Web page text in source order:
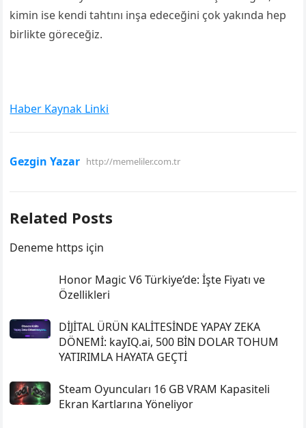
kimin ise kendi tahtını inşa edeceğini çok yakında hep
birlikte göreceğiz.
Haber Kaynak Linki
Gezgin Yazar http://memeliler.com.tr
Related Posts
Deneme https için
Honor Magic V6 Türkiye’de: İşte Fiyatı ve
Özellikleri
DİJİTAL ÜRÜN KALİTESİNDE YAPAY ZEKA
DÖNEMİ: kayIQ.ai, 500 BİN DOLAR TOHUM
YATIRIMLA HAYATA GEÇTİ
Steam Oyuncuları 16 GB VRAM Kapasiteli
Ekran Kartlarına Yöneliyor